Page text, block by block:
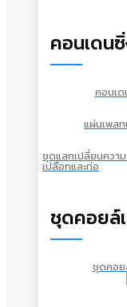
คอนเดน
คอนเ
แผ่นเพล
ชุดแลกเปลี่ยนควา
เปลือกและท่อ
ชุดคอยล์
ชุดคอย